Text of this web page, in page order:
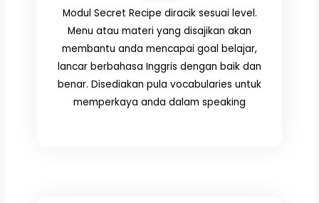
Modul Secret Recipe diracik sesuai level.
Menu atau materi yang disajikan akan
membantu anda mencapai goal belajar,
lancar berbahasa Inggris dengan baik dan
benar. Disediakan pula vocabularies untuk
memperkaya anda dalam speaking